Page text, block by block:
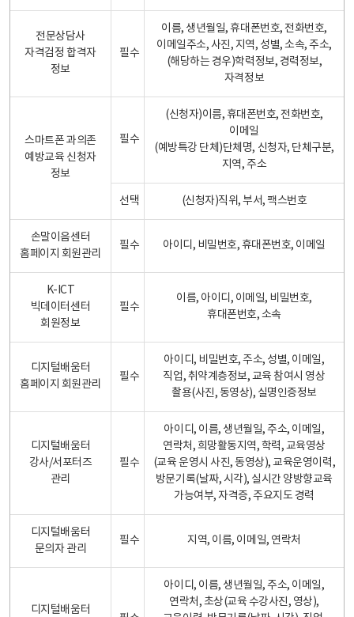
전문상담사
자격검정 합격자
정보
필수
이름, 생년월일, 휴대폰번호, 전화번호,
이메일주소, 사진, 지역, 성별, 소속, 주소,
(해당하는 경우)학력정보, 경력정보,
자격정보
스마트폰 과의존
예방교육 신청자
정보
필수
(신청자)이름, 휴대폰번호, 전화번호,
이메일
(예방특강 단체)단체명, 신청자, 단체구분,
지역, 주소
선택 (신청자)직위, 부서, 팩스번호
손말이음센터
홈페이지 회원관리
필수 아이디, 비밀번호, 휴대폰번호, 이메일
K-ICT
빅데이터센터
회원정보
필수
이름, 아이디, 이메일, 비밀번호,
휴대폰번호, 소속
디지털배움터
홈페이지 회원관리
필수
아이디, 비밀번호, 주소, 성별, 이메일,
직업, 취약계층정보, 교육 참여시 영상
촬용(사진, 동영상), 실명인증정보
디지털배움터
강사/서포터즈
관리
필수
아이디, 이름, 생년월일, 주소, 이메일,
연락처, 희망활동지역, 학력, 교육영상
(교육 운영시 사진, 동영상), 교육운영이력,
방문기록(날짜, 시각), 실시간 양방향교육
가능여부, 자격증, 주요지도 경력
디지털배움터
문의자 관리
필수 지역, 이름, 이메일, 연락처
디지털배움터
아이디, 이름, 생년월일, 주소, 이메일,
연락처, 초상(교육 수강사진, 영상),